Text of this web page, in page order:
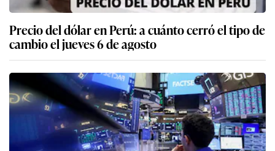
Precio del dólar en Perú: a cuánto cerró el tipo de
cambio el jueves 6 de agosto